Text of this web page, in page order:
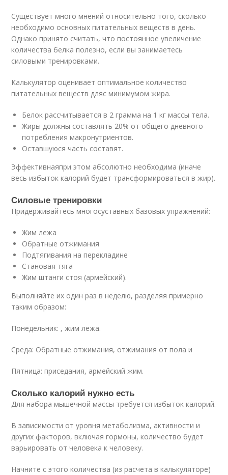
Существует много мнений относительно того, сколько
необходимо основных питательных веществ в день.
Однако принято считать, что постоянное увеличение
количества белка полезно, если вы занимаетесь
силовыми тренировками.
Калькулятор оценивает оптимальное количество
питательных веществ дляс минимумом жира.
Белок рассчитывается в 2 грамма на 1 кг массы тела.
Жиры должны составлять 20% от общего дневного
потребления макронутриентов.
Оставшуюся часть составят.
Эффективнаяпри этом абсолютно необходима (иначе
весь избыток калорий будет трансформироваться в жир).
Силовые тренировки
Придерживайтесь многосуставных базовых упражнений:
Жим лежа
Обратные отжимания
Подтягивания на перекладине
Становая тяга
Жим штанги стоя (армейский).
Выполняйте их один раз в неделю, разделяя примерно
таким образом:
Понедельник: , жим лежа.
Среда: Обратные отжимания, отжимания от пола и
Пятница: приседания, армейский жим.
Сколько калорий нужно есть
Для набора мышечной массы требуется избыток калорий.
В зависимости от уровня метаболизма, активности и
других факторов, включая гормоны, количество будет
варьировать от человека к человеку.
Начните с этого количества (из расчета в калькуляторе)